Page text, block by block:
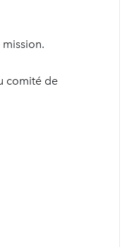
comité de